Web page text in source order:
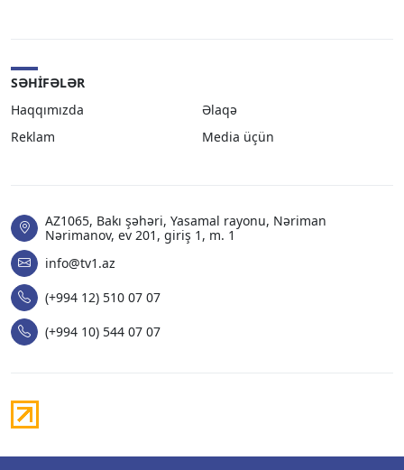
SƏHIFƏLƏR
Haqqımızda
Əlaqə
Reklam
Media üçün
AZ1065, Bakı şəhəri, Yasamal rayonu, Nəriman
Nərimanov, ev 201, giriş 1, m. 1
info@tv1.az
(+994 12) 510 07 07
(+994 10) 544 07 07